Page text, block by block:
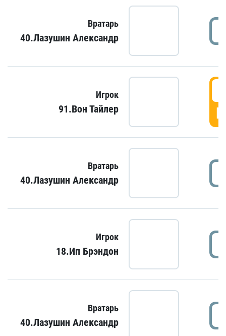
Вратарь
40.Лазушин Александр
Игрок
91.Вон Тайлер
Вратарь
40.Лазушин Александр
Игрок
18.Ип Брэндон
Вратарь
40.Лазушин Александр